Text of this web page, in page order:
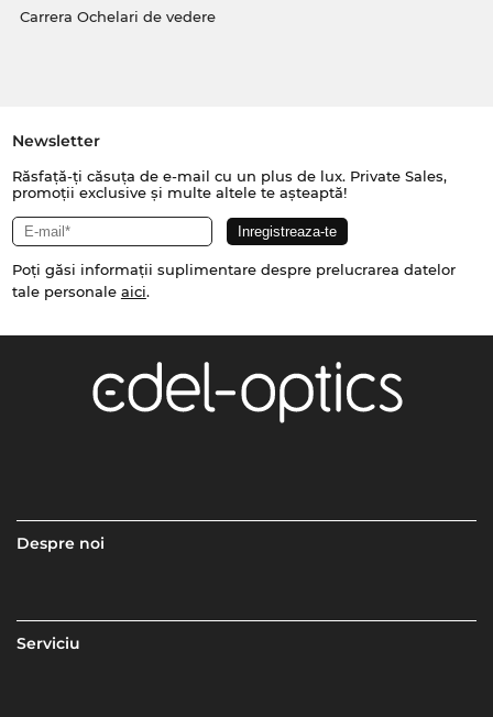
Carrera Ochelari de vedere
Newsletter
Răsfață-ți căsuța de e-mail cu un plus de lux. Private Sales,
promoții exclusive și multe altele te așteaptă!
Poți găsi informații suplimentare despre prelucrarea datelor
tale personale aici.
Despre noi
Serviciu